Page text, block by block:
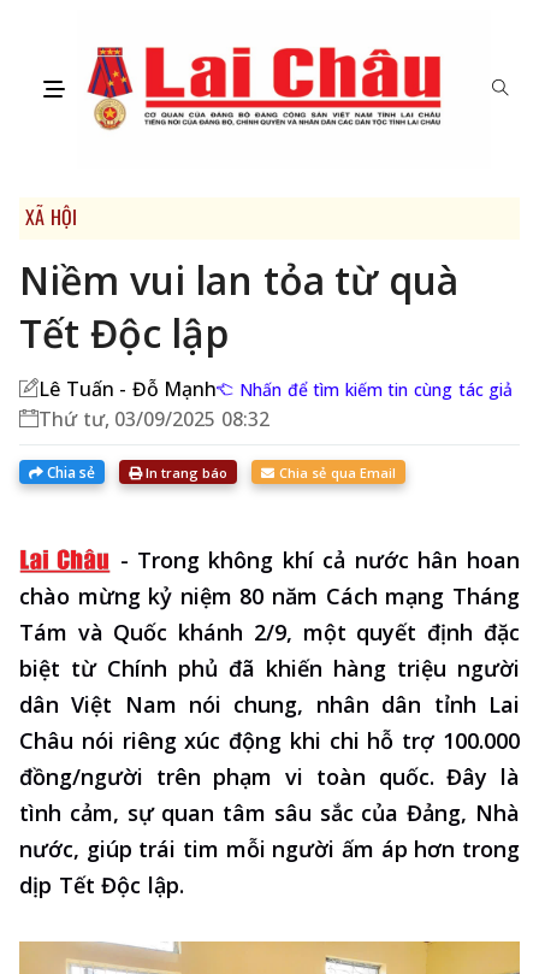
XÃ HỘI
Niềm vui lan tỏa từ quà
Tết Độc lập
Lê Tuấn - Đỗ Mạnh Nhấn để tìm kiếm tin cùng tác giả
Thứ tư, 03/09/2025 08:32
Chia sẻ In trang báo Chia sẻ qua Email
- Trong không khí cả nước hân hoan
chào mừng kỷ niệm 80 năm Cách mạng Tháng
Tám và Quốc khánh 2/9, một quyết định đặc
biệt từ Chính phủ đã khiến hàng triệu người
dân Việt Nam nói chung, nhân dân tỉnh Lai
Châu nói riêng xúc động khi chi hỗ trợ 100.000
đồng/người trên phạm vi toàn quốc. Đây là
tình cảm, sự quan tâm sâu sắc của Đảng, Nhà
nước, giúp trái tim mỗi người ấm áp hơn trong
dịp Tết Độc lập.